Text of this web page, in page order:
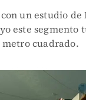
un estudio de
este segmento
metro cuadrado.